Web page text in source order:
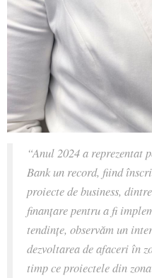
“Anul 2024 a reprezentat
Bank un record, fiind
proiecte de business,
finanțare pentru a fi
tendințe, observăm un
dezvoltarea de afaceri în
timp ce proiectele din